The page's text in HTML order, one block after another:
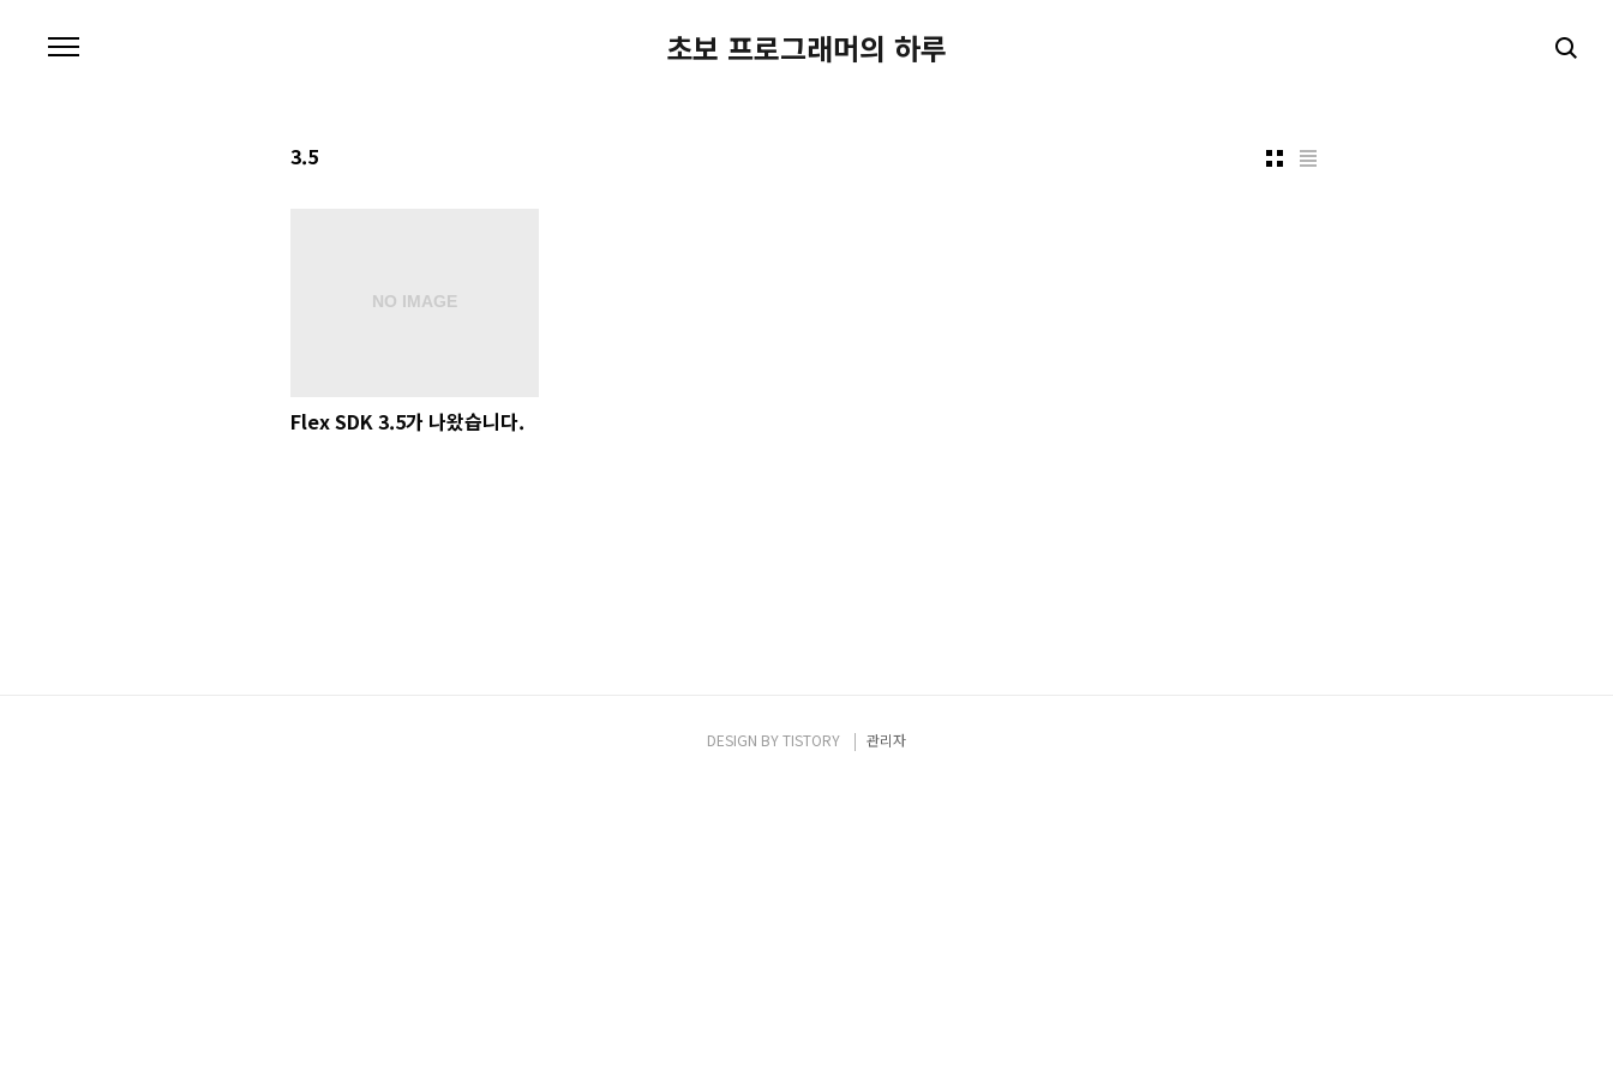
초보 프로그래머의 하루
3.5
Flex SDK 3.5가 나왔습니다.
DESIGN BYTISTORY 관리자